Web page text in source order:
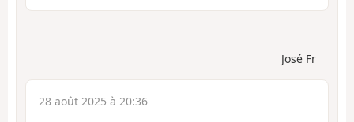
José Fr
28 août 2025 à 20:36